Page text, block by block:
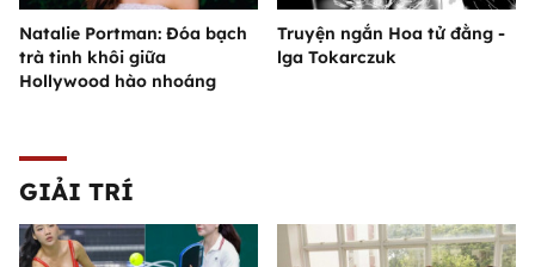
Natalie Portman: Đóa bạch
trà tinh khôi giữa
Hollywood hào nhoáng
Truyện ngắn Hoa tử đằng -
lga Tokarczuk
GIẢI TRÍ